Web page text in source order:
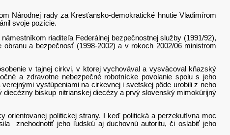
rady za Kresťansko-demokratické hnutie Vladimírom
svoje pozície.
riaditeľa Federálnej bezpečnostnej služby (1991/92),
a bezpečnosť (1998-2002) a v rokoch 2002/06 ministrom
v tajnej cirkvi, v ktorej vychovával a vysväcoval kňazský
a zdravotne nebezpečné robotnícke povolanie spolu s jeho
vystúpeniami na cirkevnej i svetskej pôde urobili z neho
biskup nitrianskej diecézy a prvý slovenský mimokúrijný
politickej strany. I keď politická a perzekutívna moc
znehodnotiť jeho ľudskú aj duchovnú autoritu, či oslabiť jeho